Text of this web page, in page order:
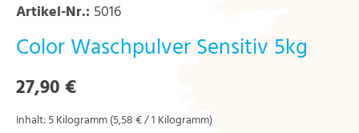
Artikel-Nr.: 5016
Color Waschpulver Sensitiv 5kg
Regulärer Preis:
27,90 €
Inhalt:5 Kilogramm(5,58 € / 1 Kilogramm)